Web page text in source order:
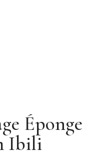
Éponge
Ibili